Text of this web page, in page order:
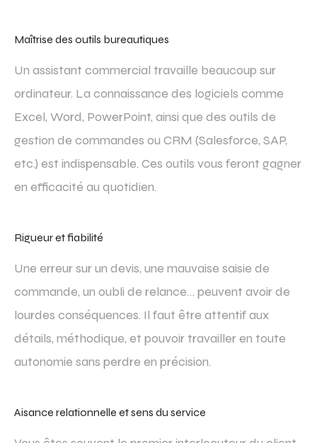
Maîtrise des outils bureautiques
Un assistant commercial travaille beaucoup sur
ordinateur. La connaissance des logiciels comme
Excel, Word, PowerPoint, ainsi que des outils de
gestion de commandes ou CRM (Salesforce, SAP,
etc.) est indispensable. Ces outils vous feront gagner
en efficacité au quotidien.
Rigueur et fiabilité
Une erreur sur un devis, une mauvaise saisie de
commande, un oubli de relance… peuvent avoir de
lourdes conséquences. Il faut être attentif aux
détails, méthodique, et pouvoir travailler en toute
autonomie sans perdre en précision.
Aisance relationnelle et sens du service